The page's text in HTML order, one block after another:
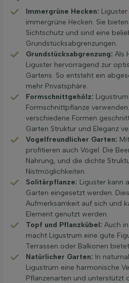
Immergrüne Hecken:
immergrüne Hecken. Sie
Sichtschutz und sind eine
Grundstücksabgrenzungen.
Grundstücksabgrenzung: Als
Liguster hervorragend zur
Gartens. So entsteht ein
mehr Privatsphäre.
Formschnittgehölz:
Formschnittpflanze
verschiedene Formen
Garten Struktur und Eleganz
Vogelfreundlicher Garten:
profitieren auch Vögel. Die
Nahrung, und die dichte
Nistmöglichkeiten.
Solitärpflanze: Liguster kann
Garten eingesetzt werden.
Aufmerksamkeit auf sich und
Element genutzt werden.
Topf und Pflanzkübel: Auch
macht Ligustrum eine gute
Terrassen oder Balkonen
Natürlicher Garten: In
Ligustrum eine harmonische
Pflanzenarten und unterstützt